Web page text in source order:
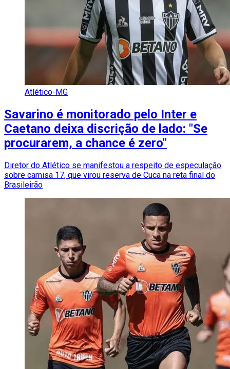
Atlético-MG
Savarino é monitorado pelo Inter e
Caetano deixa discrição de lado: "Se
procurarem, a chance é zero"
Diretor do Atlético se manifestou a respeito de especulação
sobre camisa 17, que virou reserva de Cuca na reta final do
Brasileirão